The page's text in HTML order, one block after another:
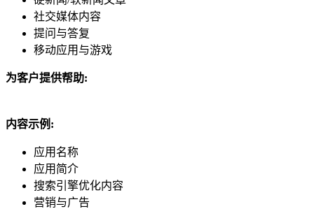
社交媒体内容
提问与答复
移动应用与游戏
为客户提供帮助:
内容示例:
应用名称
应用简介
搜索引擎优化内容
营销与广告